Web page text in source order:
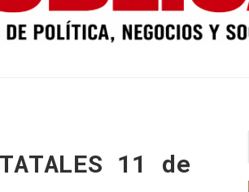
11 de